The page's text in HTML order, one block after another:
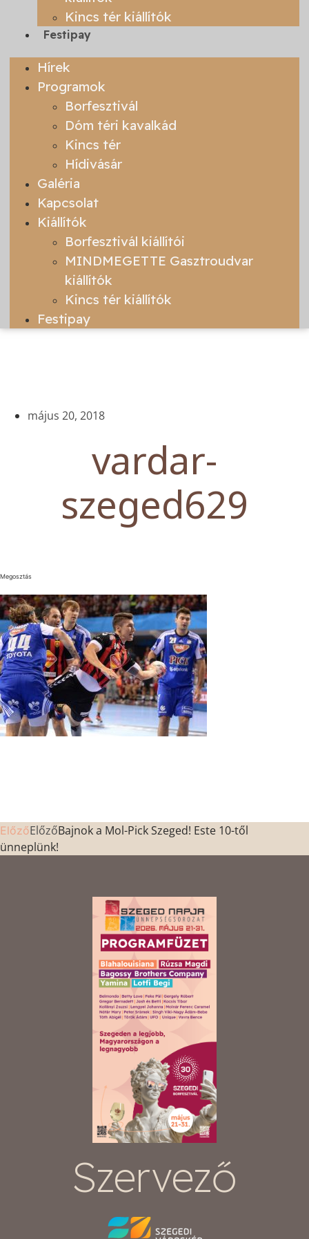
Kincs tér kiállítók
Festipay
Hírek
Programok
Borfesztivál
Dóm téri kavalkád
Kincs tér
Hídivásár
Galéria
Kapcsolat
Kiállítók
Borfesztivál kiállítói
MINDMEGETTE Gasztroudvar
kiállítók
Kincs tér kiállítók
Festipay
május 20, 2018
vardar-
szeged629
Megosztás
ElőzőElőzőBajnok a Mol-Pick Szeged! Este 10-től
ünneplünk!
Szervező